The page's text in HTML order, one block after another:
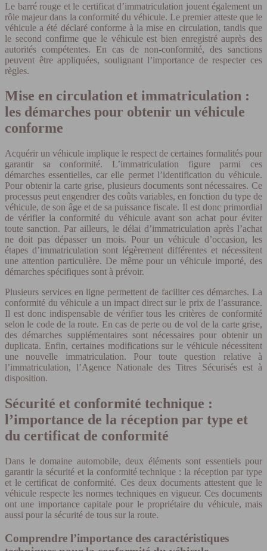
Le barré rouge et le certificat d’immatriculation jouent également un
rôle majeur dans la conformité du véhicule. Le premier atteste que le
véhicule a été déclaré conforme à la mise en circulation, tandis que
le second confirme que le véhicule est bien enregistré auprès des
autorités compétentes. En cas de non-conformité, des sanctions
peuvent être appliquées, soulignant l’importance de respecter ces
règles.
Mise en circulation et immatriculation :
les démarches pour obtenir un véhicule
conforme
Acquérir un véhicule implique le respect de certaines formalités pour
garantir sa conformité. L’immatriculation figure parmi ces
démarches essentielles, car elle permet l’identification du véhicule.
Pour obtenir la carte grise, plusieurs documents sont nécessaires. Ce
processus peut engendrer des coûts variables, en fonction du type de
véhicule, de son âge et de sa puissance fiscale. Il est donc primordial
de vérifier la conformité du véhicule avant son achat pour éviter
toute sanction. Par ailleurs, le délai d’immatriculation après l’achat
ne doit pas dépasser un mois. Pour un véhicule d’occasion, les
étapes d’immatriculation sont légèrement différentes et nécessitent
une attention particulière. De même pour un véhicule importé, des
démarches spécifiques sont à prévoir.
Plusieurs services en ligne permettent de faciliter ces démarches. La
conformité du véhicule a un impact direct sur le prix de l’assurance.
Il est donc indispensable de vérifier tous les critères de conformité
selon le code de la route. En cas de perte ou de vol de la carte grise,
des démarches supplémentaires sont nécessaires pour obtenir un
duplicata. Enfin, certaines modifications sur le véhicule nécessitent
une nouvelle immatriculation. Pour toute question relative à
l’immatriculation, l’Agence Nationale des Titres Sécurisés est à
disposition.
Sécurité et conformité technique :
l’importance de la réception par type et
du certificat de conformité
Dans le domaine automobile, deux éléments sont essentiels pour
garantir la sécurité et la conformité technique : la réception par type
et le certificat de conformité. Ces deux documents attestent que le
véhicule respecte les normes techniques en vigueur. Ces documents
ont une importance capitale pour le propriétaire du véhicule, mais
aussi pour la sécurité de tous sur la route.
Comprendre l’importance des caractéristiques